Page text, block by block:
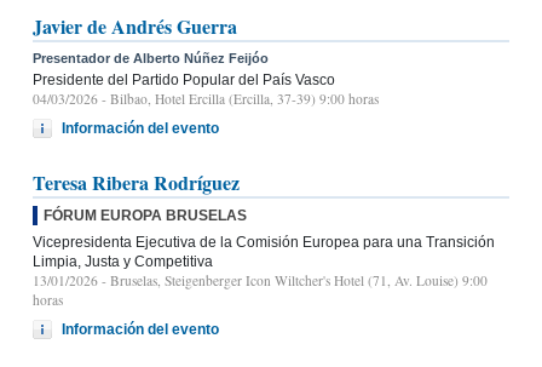
Javier de Andrés Guerra
Presentador de Alberto Núñez Feijóo
Presidente del Partido Popular del País Vasco
04/03/2026 - Bilbao, Hotel Ercilla (Ercilla, 37-39) 9:00 horas
Información del evento
Teresa Ribera Rodríguez
FÓRUM EUROPA BRUSELAS
Vicepresidenta Ejecutiva de la Comisión Europea para una Transición
Limpia, Justa y Competitiva
13/01/2026 - Bruselas, Steigenberger Icon Wiltcher's Hotel (71, Av. Louise) 9:00
horas
Información del evento